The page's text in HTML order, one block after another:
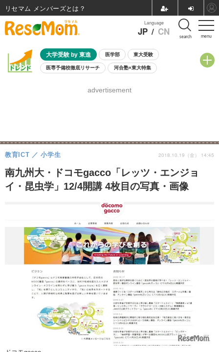
menu
Language
JP / CN search
大学受験 by 東進 医学部 東大受験
医専予備校徹底リサーチ 河合塾×東大特集
8月開催学校説明会・相談会
advertisement
南九州大・ドコモgacco「レッツ・エンジョ
イ・昆虫学」12/4開講 4枚目の写真・画像
教育ICT 小学生 2018.10.19（金） 14:45
リセマム メンバーズ